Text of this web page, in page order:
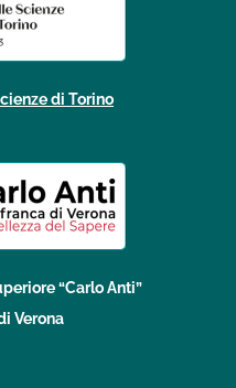
di Torino
“Carlo Anti”
Verona